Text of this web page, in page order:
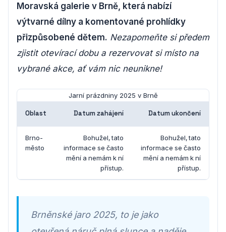
Moravská galerie v Brně, která nabízí
výtvarné dílny a komentované prohlídky
přizpůsobené dětem. Nezapomeňte si předem
zjistit otevírací dobu a rezervovat si místo na
vybrané akce, ať vám nic neunikne!
Jarní prázdniny 2025 v Brně
Oblast Datum zahájení Datum ukončení
Brno-
město
Bohužel, tato
informace se často
mění a nemám k ní
přístup.
Bohužel, tato
informace se často
mění a nemám k ní
přístup.
Brněnské jaro 2025, to je jako